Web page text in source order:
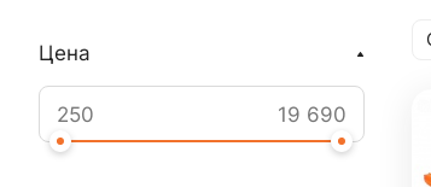
Цена